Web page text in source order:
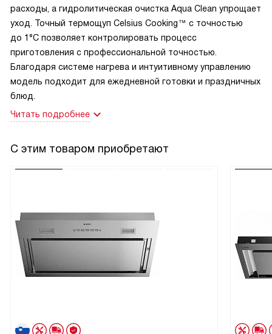
расходы, а гидролитическая очистка Aqua Clean упрощает
уход. Точный термощуп Celsius Cooking™ с точностью
до 1°С позволяет контролировать процесс
приготовления с профессиональной точностью.
Благодаря системе нагрева и интуитивному управлению
модель подходит для ежедневной готовки и праздничных
блюд.
Читать подробнее
С этим товаром приобретают